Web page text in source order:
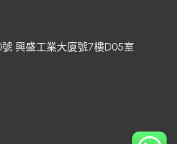
興盛工業大廈號7樓D05室